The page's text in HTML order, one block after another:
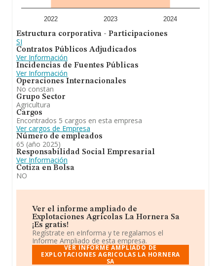
S.Aestá especializada en cultivo de parrales frutales y
cítricos. Se ha posicionado más abajo en el ranking de
empresas en el territorio nacional, ha experimentado un
retroceso.
2022 2023 2024
Estructura corporativa - Participaciones
SI
Contratos Públicos Adjudicados
Ver Información
Incidencias de Fuentes Públicas
Ver Información
Operaciones Internacionales
No constan
Grupo Sector
Agricultura
Cargos
Encontrados 5 cargos en esta empresa
Ver cargos de Empresa
Número de empleados
65 (año 2025)
Responsabilidad Social Empresarial
Ver Información
Cotiza en Bolsa
NO
Ver el informe ampliado de
Explotaciones Agricolas La Hornera Sa
¡Es gratis!
Regístrate en eInforma y te regalamos el
Informe Ampliado de esta empresa.
VER INFORME AMPLIADO DE
EXPLOTACIONES AGRICOLAS LA HORNERA
SA